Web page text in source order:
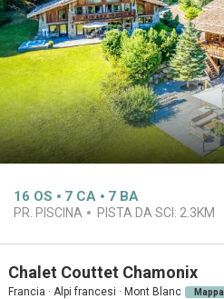
16 OS 7 CA 7 BA
PR. PISCINA PISTA DA SCI: 2.3KM
Chalet Couttet Chamonix
Francia · Alpi francesi · Mont Blanc Mappa